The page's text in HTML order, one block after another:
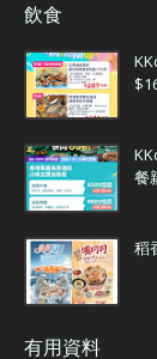
飲食
餐
稻
有用資料